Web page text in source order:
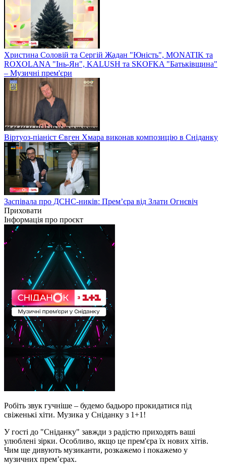
Христина Соловій та Сергій Жадан "Юність", MONATIK та
ROXOLANA "Інь-Ян", KALUSH та SKOFKA "Батьківщина"
– Музичні прем'єри
Віртуоз-піаніст Євген Хмара виконав композицію в Сніданку
Заспівала про ДСНС-ників: Прем’єра від Злати Огнєвіч
Приховати
Інформація про проєкт
Робіть звук гучніше – будемо бадьоро прокидатися під
свіженькі хіти. Музика у Сніданку з 1+1!
У гості до "Сніданку" завжди з радістю приходять ваші
улюблені зірки. Особливо, якщо це прем'єра їх нових хітів.
Чим ще дивують музиканти, розкажемо і покажемо у
музичних прем’єрах.